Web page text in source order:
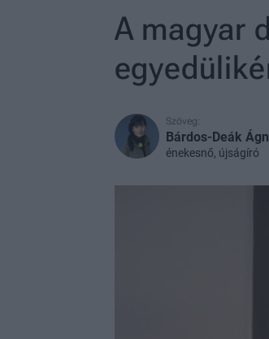
A magyar
Szöveg:
Bárdos-Deák
énekesnő, újságíró